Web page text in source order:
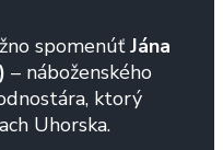
spomenúťJána
– náboženského
ktorý
Uhorska.